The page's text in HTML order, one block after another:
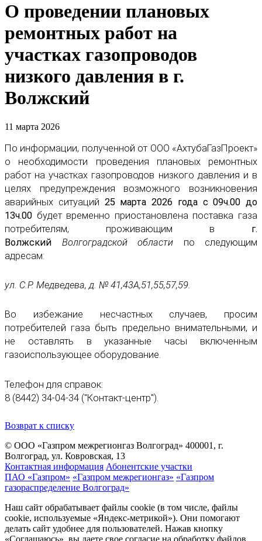
О проведении плановых
ремонтных работ на
участках газопроводов
низкого давления в г.
Волжский
11 марта 2026
По информации, полученной от ООО «АхтубаГазПроект»
о необходимости проведения плановых ремонтных
работ на участках газопроводов низкого давления и в
целях предупреждения возможного возникновения
аварийных ситуаций 25 марта 2026 года с 09ч.00 до
13ч.00 будет временно приостановлена поставка газа
потребителям, проживающим в г.
Волжский
Волгоградской области по следующим
адресам:
ул. С.Р. Медведева, д. № 41,43А,51,55,57,59.
Во избежание несчастных случаев, просим
потребителей газа быть предельно внимательными, и
не оставлять в указанные часы включенным
газоиспользующее оборудование.
Телефон для справок:
8 (8442) 34-04-34 ("Контакт-центр").
Возврат к списку
© ООО «Газпром межрегионгаз Волгоград» 400001, г.
Волгоград, ул. Ковровская, 13
Контактная информация Абонентские участки
ПАО «Газпром» «Газпром межрегионгаз» «Газпром
газораспределение Волгоград»
Наш сайт обрабатывает файлы cookie (в том числе, файлы
cookie, используемые «Яндекс-метрикой»). Они помогают
делать сайт удобнее для пользователей. Нажав кнопку
«Соглашаюсь», вы даете свое согласие на обработку файлов